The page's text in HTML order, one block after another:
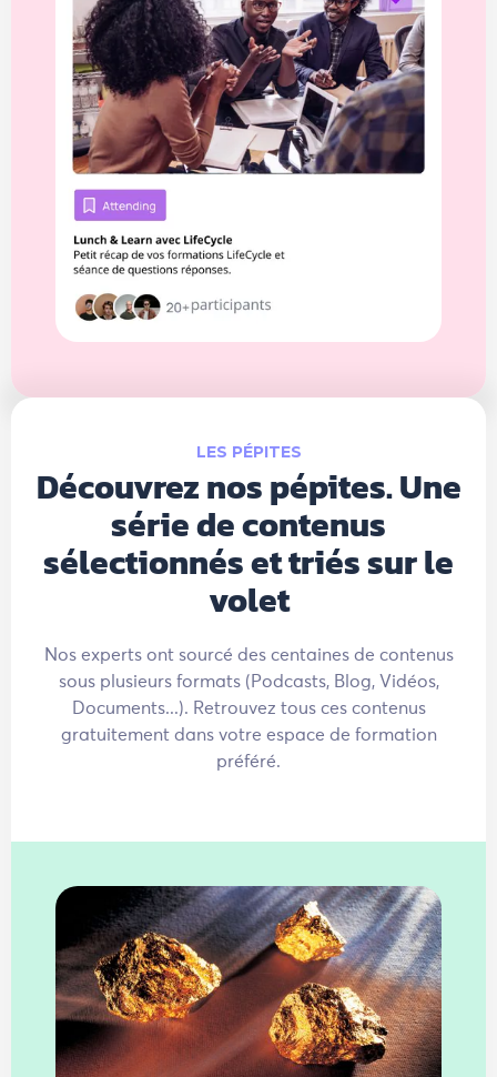
LES PÉPITES
Découvrez nos pépites. Une
série de contenus
sélectionnés et triés sur le
volet
Nos experts ont sourcé des centaines de contenus
sous plusieurs formats (Podcasts, Blog, Vidéos,
Documents...). Retrouvez tous ces contenus
gratuitement dans votre espace de formation
préféré.